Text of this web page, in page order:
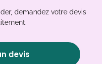
demandez votre devis
devis